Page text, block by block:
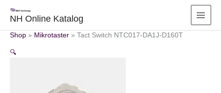
Inhalt
springen
NH Online Katalog
Shop » Mikrotaster » Tact Switch NTC017-DA1J-D160T
🔍